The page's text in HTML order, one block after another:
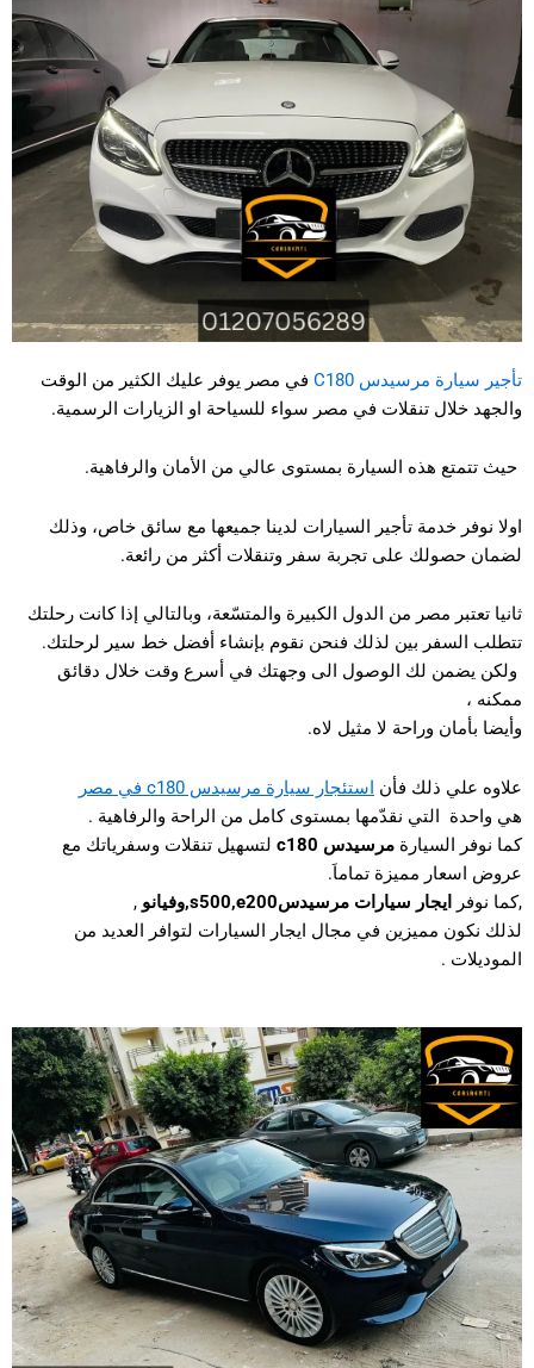
تأجير سيارة مرسيدس C180
في مصر يوفر عليك الكثير من الوقت
والجهد خلال تنقلات في مصر سواء للسياحة او الزيارات الرسمية.
حيث تتمتع هذه السيارة بمستوى عالي من الأمان والرفاهية.
اولا نوفر خدمة تأجير السيارات لدينا جميعها مع سائق خاص، وذلك
لضمان حصولك على تجربة سفر وتنقلات أكثر من رائعة.
ثانيا تعتبر مصر من الدول الكبيرة والمتسّعة، وبالتالي إذا كانت رحلتك
تتطلب السفر بين لذلك فنحن نقوم بإنشاء أفضل خط سير لرحلتك.
ولكن يضمن لك الوصول الى وجهتك في أسرع وقت خلال دقائق
ممكنه ،
وأيضا بأمان وراحة لا مثيل لاه.
علاوه علي ذلك فأن استئجار سيارة مرسيدس c180 في مصر
هي واحدة التي نقدّمها بمستوى كامل من الراحة والرفاهية .
كما نوفر السيارة مرسيدس c180
لتسهيل تنقلات وسفرياتك مع
عروض اسعار مميزة تماماَ.
,كما نوفر ايجار سيارات مرسيدسs500,e200,وفيانو
,
لذلك نكون مميزين في مجال ايجار السيارات لتوافر العديد من
الموديلات .